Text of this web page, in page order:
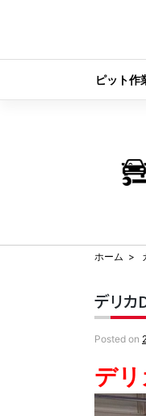
ピット作
ホーム
デリカ
Posted on
デ